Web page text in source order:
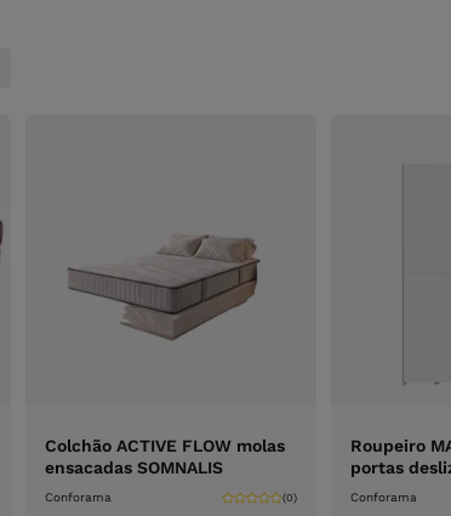
Colchão ACTIVE FLOW molas
ensacadas SOMNALIS
Conforama (0)
Roupeiro
portas
Conforama